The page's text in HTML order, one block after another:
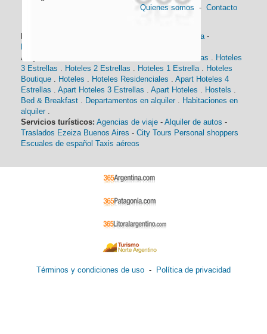
Quienes somos - Contacto
Información general: Historia -
Distancias
Alojamiento:
Hoteles 4 Estrellas
Hoteles
3 Estrellas
Hoteles 2 Estrellas Hoteles 1 Estrella
Hoteles
Boutique
Hoteles Hoteles Residenciales
Apart Hoteles 4
Estrellas
Apart Hoteles 3 Estrellas Apart Hoteles Hostels
Bed & Breakfast
Departamentos en alquiler
Habitaciones en
alquiler
Servicios turísticos: Agencias de viaje - Alquiler de autos -
Traslados Ezeiza Buenos Aires - City Tours Personal shoppers
Escuales de español Taxis aéreos
Términos y condiciones de uso - Política de privacidad